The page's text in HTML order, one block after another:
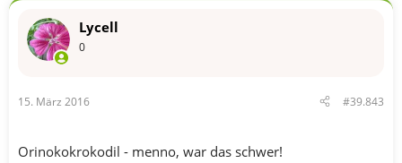
Lycell
0
15. März 2016 #39.843
Orinokokrokodil - menno, war das schwer!